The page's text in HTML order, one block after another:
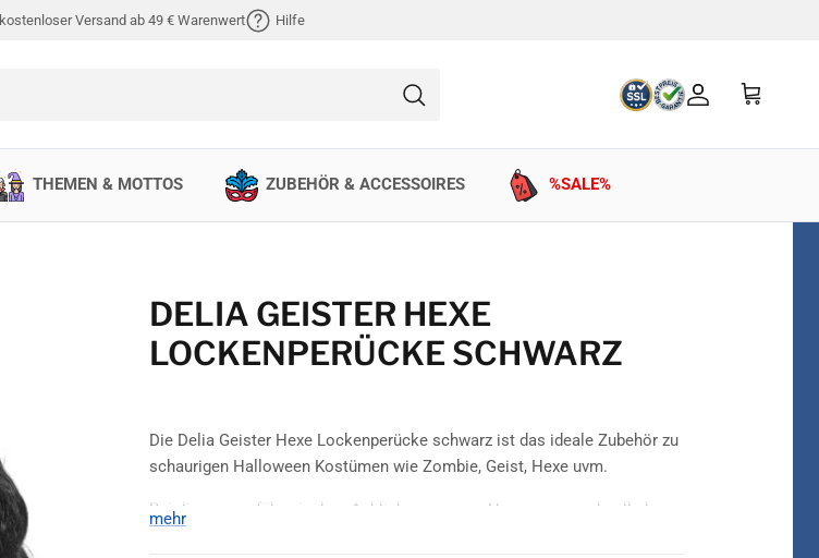
kostenloser Versand ab 49 € Warenwert Hilfe
Suchen
THEMEN & MOTTOS ZUBEHÖR & ACCESSOIRES %SALE%
DELIA GEISTER HEXE
LOCKENPERÜCKE SCHWARZ
Die Delia Geister Hexe Lockenperücke schwarz ist das ideale Zubehör zu
schaurigen Halloween Kostümen wie Zombie, Geist, Hexe uvm.
Bei diesem verführerischen Anblick vergessen Herren ganz schnell, dass
mehr